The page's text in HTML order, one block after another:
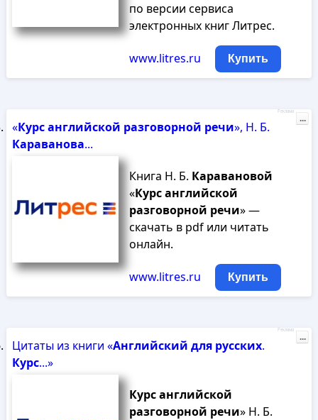
по версии сервиса
электронных книг Литрес.
www.litres.ru Купить
«Курсанглийской разговорной речи», Н. Б.
Караванова...
Книга Н. Б. Каравановой
«Курсанглийской
разговорной речи» —
скачать в pdf или читать
онлайн.
www.litres.ru Купить
Реклама
...
Цитаты из книги «Английский для русских.
Курс...»
Курсанглийской
разговорной речи» Н. Б.
Реклама
...